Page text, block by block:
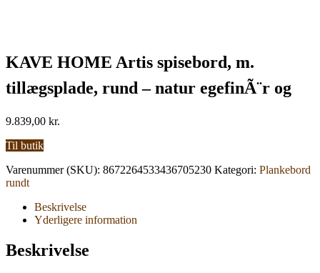
KAVE HOME Artis spisebord, m.
tillægsplade, rund – natur egefinÃ¨r og
egetræ (120(170)x80)
9.839,00 kr.
Til butik
Varenummer (SKU): 8672264533436705230 Kategori: Plankebord
rundt
Beskrivelse
Yderligere information
Beskrivelse